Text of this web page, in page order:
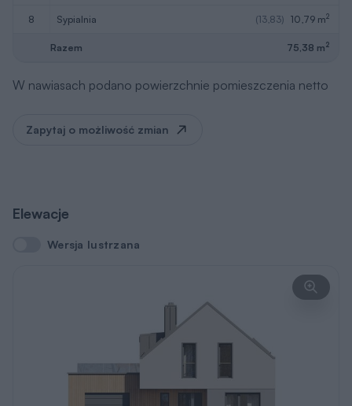
8 sypialnia (13,83) 10,79 m2
Razem 75,38 m2
W nawiasach podano powierzchnie pomieszczenia netto
Zapytaj o możliwość zmian
Elewacje
Wersja lustrzana
Wersja lustrzana